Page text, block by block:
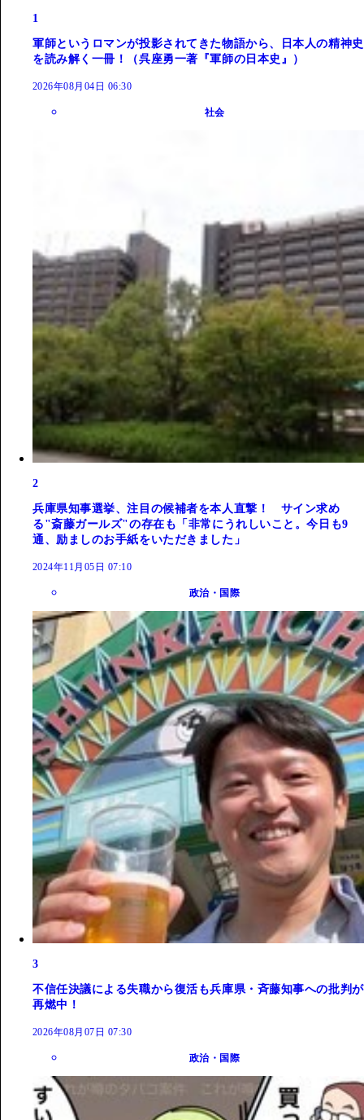
1
軍師というロマンが投影されてきた物語から、日本人の精神史
を読み解く一冊！（呉座勇一著『軍師の日本史』）
2026年08月04日 06:30
社会
2
兵庫県知事選挙、注目の候補者を本人直撃！ サイン求め
る"斎藤ガールズ"の存在も「非常にうれしいこと。今日も9
通、励ましのお手紙をいただきました」
2024年11月05日 07:10
政治・国際
3
不信任決議による失職から復活も兵庫県・斉藤知事への批判が
再燃中！
2026年08月07日 07:30
政治・国際